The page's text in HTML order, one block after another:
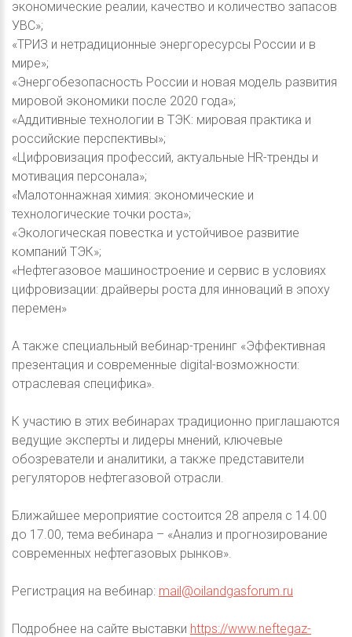
экономические реалии, качество и количество запасов
УВС»;
«ТРИЗ и нетрадиционные энергоресурсы России и в
мире»;
«Энергобезопасность России и новая модель развития
мировой экономики после 2020 года»;
«Аддитивные технологии в ТЭК: мировая практика и
российские перспективы»;
«Цифровизация профессий, актуальные HR-тренды и
мотивация персонала»;
«Малотоннажная химия: экономические и
технологические точки роста»;
«Экологическая повестка и устойчивое развитие
компаний ТЭК»;
«Нефтегазовое машиностроение и сервис в условиях
цифровизации: драйверы роста для инноваций в эпоху
перемен»
А также специальный вебинар-тренинг «Эффективная
презентация и современные digital-возможности:
отраслевая специфика».
К участию в этих вебинарах традиционно приглашаются
ведущие эксперты и лидеры мнений, ключевые
обозреватели и аналитики, а также представители
регуляторов нефтегазовой отрасли.
Ближайшее мероприятие состоится 28 апреля с 14.00
до 17.00, тема вебинара – «Анализ и прогнозирование
современных нефтегазовых рынков».
Регистрация на вебинар: mail@oilandgasforum.ru
Подробнее на сайте выставки https://www.neftegaz-